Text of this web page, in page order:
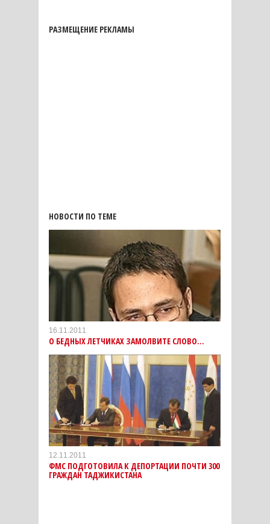
РАЗМЕЩЕНИЕ РЕКЛАМЫ
НОВОСТИ ПО ТЕМЕ
16.11.2011
О БЕДНЫХ ЛЕТЧИКАХ ЗАМОЛВИТЕ СЛОВО…
12.11.2011
ФМС ПОДГОТОВИЛА К ДЕПОРТАЦИИ ПОЧТИ 300
ГРАЖДАН ТАДЖИКИСТАНА